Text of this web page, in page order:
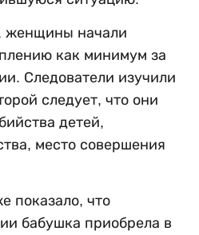
женщины начали
как минимум за
Следователи изучили
следует, что они
детей,
место совершения
показало, что
бабушка приобрела в